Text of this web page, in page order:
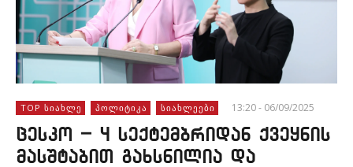
TOP ᲡᲘᲐᲮᲚᲔ ᲞᲝᲚᲘᲢᲘᲙᲐ ᲡᲘᲐᲮᲚᲔᲔᲑᲘ 13:20 - 06/09/2025
ცესკო – 4 სექტემბრიდან ქვეყნის
მასშტაბით გახსნილია და